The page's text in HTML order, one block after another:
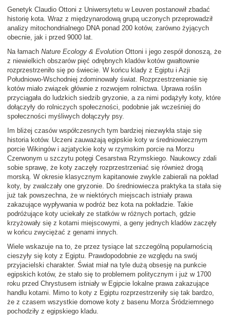
Genetyk Claudio Ottoni z Uniwersytetu w Leuven postanowił zbadać
historię kota. Wraz z międzynarodową grupą uczonych przeprowadził
analizy mitochondrialnego DNA ponad 200 kotów, zarówno żyjących
obecnie, jak i przed 9000 lat.
Na łamach Nature Ecology & Evolution Ottoni i jego zespół donoszą, że
z niewielkich obszarów pięć odrębnych kladów kotów gwałtownie
rozprzestrzeniło się po świecie. W końcu klady z Egiptu i Azji
Południowo-Wschodniej zdominowały świat. Rozprzestrzenianie się
kotów miało związek głównie z rozwojem rolnictwa. Uprawa roślin
przyciągała do ludzkich siedzib gryzonie, a za nimi podążyły koty, które
dołączyły do rolniczych społeczności, podobnie jak wcześniej do
społeczności myśliwych dołączyły psy.
Im bliżej czasów współczesnych tym bardziej niezwykła staje się
historia kotów. Uczeni zauważają egipskie koty w średniowiecznym
porcie Wikingów i azjatyckie koty w rzymskim porcie na Morzu
Czerwonym u szczytu potęgi Cesarstwa Rzymskiego. Naukowcy zdali
sobie sprawę, że koty zaczęły rozprzestrzeniać się również drogą
morską. W okresie klasycznym kapitanowie zwykle zabierali na pokład
koty, by zwalczały one gryzonie. Do średniowiecza praktyka ta stała się
już tak powszechna, że w niektórych miejscach istniały prawa
zakazujące wypływania w podróż bez kota na pokładzie. Takie
podróżujące koty uciekały ze statków w różnych portach, gdzie
krzyżowały się z kotami miejscowymi, a geny jednych kladów zaczęły
w końcu zwyciężać z genami innych.
Wiele wskazuje na to, że przez tysiące lat szczególną popularnością
cieszyły się koty z Egiptu. Prawdopodobnie ze względu na swój
przyjacielski charakter. Świat miał na tyle dużą obsesję na punkcie
egipskich kotów, że stało się to problemem politycznym i już w 1700
roku przed Chrystusem istniały w Egipcie lokalne prawa zakazujące
handlu kotami. Mimo to koty z Egiptu rozprzestrzeniły się tak bardzo,
że z czasem wszystkie domowe koty z basenu Morza Śródziemnego
pochodziły z egipskiego kladu.